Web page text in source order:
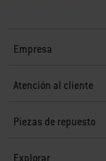
Empresa
Atención al cliente
Piezas de repuesto
Explorar